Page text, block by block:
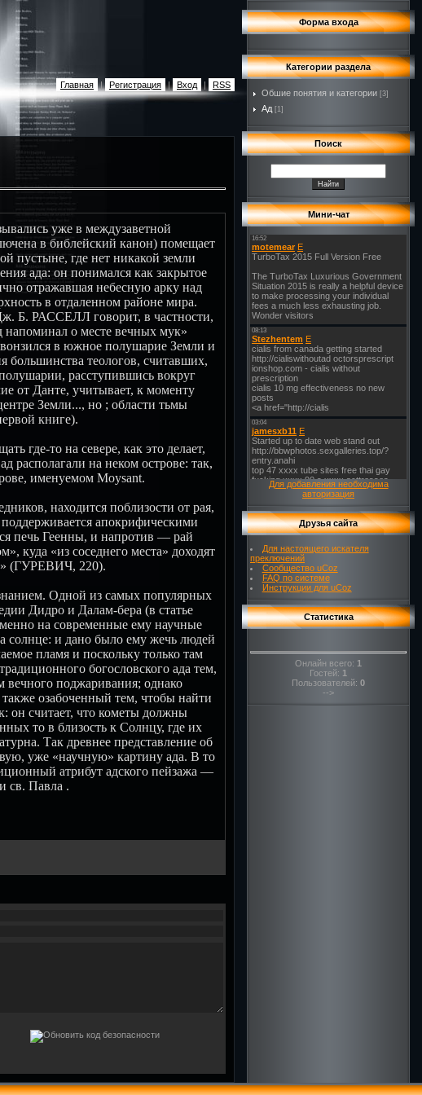
Главная | Регистрация | Вход | RSS
уже в междузаветной
в библейский канон) помещает
пустыне, где нет никакой земли
ада: он понимался как закрытое
отражавшая небесную арку над
в отдаленном районе мира.
Б. РАССЕЛЛ говорит, в частности,
о месте вечных мук»
в южное полушарие Земли и
большинства теологов, считавших,
расступившись вокруг
от Данте, учитывает, к моменту
Земли..., но ; области тьмы
книге).
где-то на севере, как это делает,
на неком острове: так,
именуемом Moysant.
находится поблизости от рая,
апокрифическими
печь Геенны, и напротив — рай
куда «из соседнего места» доходят
(ГУРЕВИЧ, 220).
Одной из самых популярных
Дидро и Далам-бера (в статье
на современные ему научные
солнце: и дано было ему жечь людей
пламя и поскольку только там
богословского ада тем,
вечного поджаривания; однако
озабоченный тем, чтобы найти
он считает, что кометы должны
то в близость к Солнцу, где их
Так древнее представление об
уже «научную» картину ада. В то
атрибут адского пейзажа —
св. Павла .
Форма входа
Категории раздела
Обшие понятия и категории [3]
Ад [1]
Поиск
Мини-чат
Для добавления необходима
авторизация
Друзья сайта
Для настоящего искателя
преключений
Сообщество uCoz
FAQ по системе
Инструкции для uCoz
Статистика
Онлайн всего: 1
Гостей: 1
Пользователей: 0
-->